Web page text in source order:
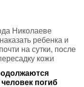
Николаеве
ребенка и
на сутки, после
кожи
погиб